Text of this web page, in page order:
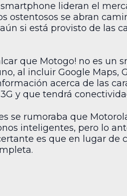
lideran el
ostentosos se abran
si está provisto de las
que Motogo! no es un
al incluir Google Maps,
acerca de las
y que tendrá
se rumoraba que
inteligentes, pero lo
es que en lugar